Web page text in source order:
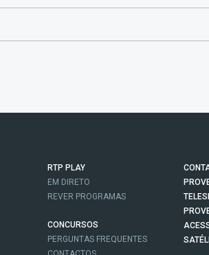
RTP PLAY
EM DIRETO
REVER PROGRAMAS
CONCURSOS
PERGUNTAS FREQUENTES